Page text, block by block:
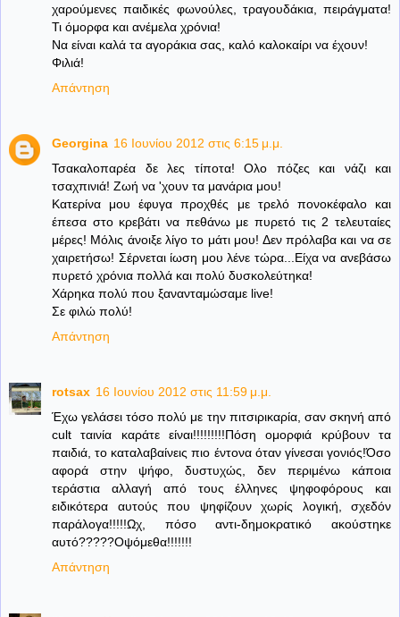
χαρούμενες παιδικές φωνούλες, τραγουδάκια, πειράγματα!
Τι όμορφα και ανέμελα χρόνια!
Να είναι καλά τα αγοράκια σας, καλό καλοκαίρι να έχουν!
Φιλιά!
Απάντηση
Georgina 16 Ιουνίου 2012 στις 6:15 μ.μ.
Τσακαλοπαρέα δε λες τίποτα! Ολο πόζες και νάζι και
τσαχπινιά! Ζωή να 'χουν τα μανάρια μου!
Κατερίνα μου έφυγα προχθές με τρελό πονοκέφαλο και
έπεσα στο κρεβάτι να πεθάνω με πυρετό τις 2 τελευταίες
μέρες! Μόλις άνοιξε λίγο το μάτι μου! Δεν πρόλαβα και να σε
χαιρετήσω! Σέρνεται ίωση μου λένε τώρα...Είχα να ανεβάσω
πυρετό χρόνια πολλά και πολύ δυσκολεύτηκα!
Χάρηκα πολύ που ξανανταμώσαμε live!
Σε φιλώ πολύ!
Απάντηση
rotsax 16 Ιουνίου 2012 στις 11:59 μ.μ.
Έχω γελάσει τόσο πολύ με την πιτσιρικαρία, σαν σκηνή από
cult ταινία καράτε είναι!!!!!!!!!Πόση ομορφιά κρύβουν τα
παιδιά, το καταλαβαίνεις πιο έντονα όταν γίνεσαι γονιός!Όσο
αφορά στην ψήφο, δυστυχώς, δεν περιμένω κάποια
τεράστια αλλαγή από τους έλληνες ψηφοφόρους και
ειδικότερα αυτούς που ψηφίζουν χωρίς λογική, σχεδόν
παράλογα!!!!!Ωχ, πόσο αντι-δημοκρατικό ακούστηκε
αυτό?????Οψόμεθα!!!!!!!
Απάντηση